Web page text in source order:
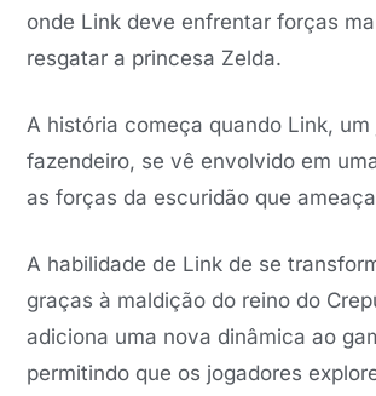
onde Link deve enfrentar forças
resgatar a princesa Zelda.
A história começa quando Link, um
fazendeiro, se vê envolvido em
as forças da escuridão que
A habilidade de Link de se
graças à maldição do reino do
adiciona uma nova dinâmica ao
permitindo que os jogadores